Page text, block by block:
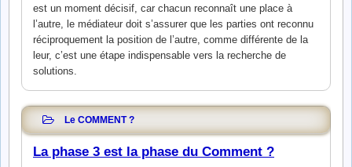
est un moment décisif, car chacun reconnaît une place à
l’autre le médiateur doit s’assurer que les parties ont reconnu
réciproquement la position de l’autre, comme différente de la
leur, c’est une étape indispensable vers la recherche de
solutions.
Le COMMENT ?
La phase 3 est la phase du Comment ?